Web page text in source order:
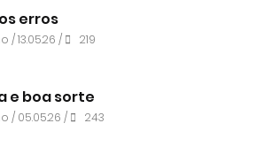
erros
/ 13.05.26 / 219
e boa sorte
/ 05.05.26 / 243